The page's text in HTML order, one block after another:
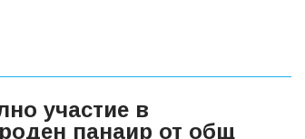
участие в
панаир от общ